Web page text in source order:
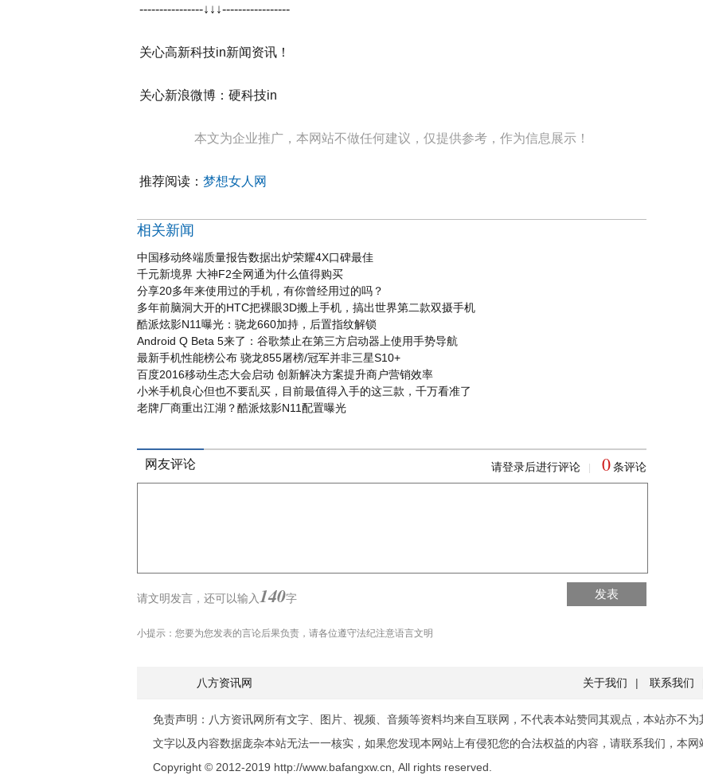
----------------↓↓↓-----------------
关心高新科技in新闻资讯！
关心新浪微博：硬科技in
本文为企业推广，本网站不做任何建议，仅提供参考，作为信息展示！
推荐阅读： 梦想女人网
相关新闻
中国移动终端质量报告数据出炉荣耀4X口碑最佳
千元新境界 大神F2全网通为什么值得购买
分享20多年来使用过的手机，有你曾经用过的吗？
多年前脑洞大开的HTC把裸眼3D搬上手机，搞出世界第二款双摄手机
酷派炫影N11曝光：骁龙660加持，后置指纹解锁
Android Q Beta 5来了：谷歌禁止在第三方启动器上使用手势导航
最新手机性能榜公布 骁龙855屠榜/冠军并非三星S10+
百度2016移动生态大会启动 创新解决方案提升商户营销效率
小米手机良心但也不要乱买，目前最值得入手的这三款，千万看准了
老牌厂商重出江湖？酷派炫影N11配置曝光
网友评论 请登录后进行评论 0条评论
请文明发言， 还可以输入140字 发表
小提示：您要为您发表的言论后果负责，请各位遵守法纪注意语言文明
回到首页
八方资讯网 关于我们 | 联系我们
免责声明：八方资讯网所有文字、图片、视频、音频等资料均来自互联网，不代表本站赞同其观点，本站亦不
文字以及内容数据庞杂本站无法一一核实，如果您发现本网站上有侵犯您的合法权益的内容，请联系我们，本网
Copyright © 2012-2019 http://www.bafangxw.cn, All rights reserved.